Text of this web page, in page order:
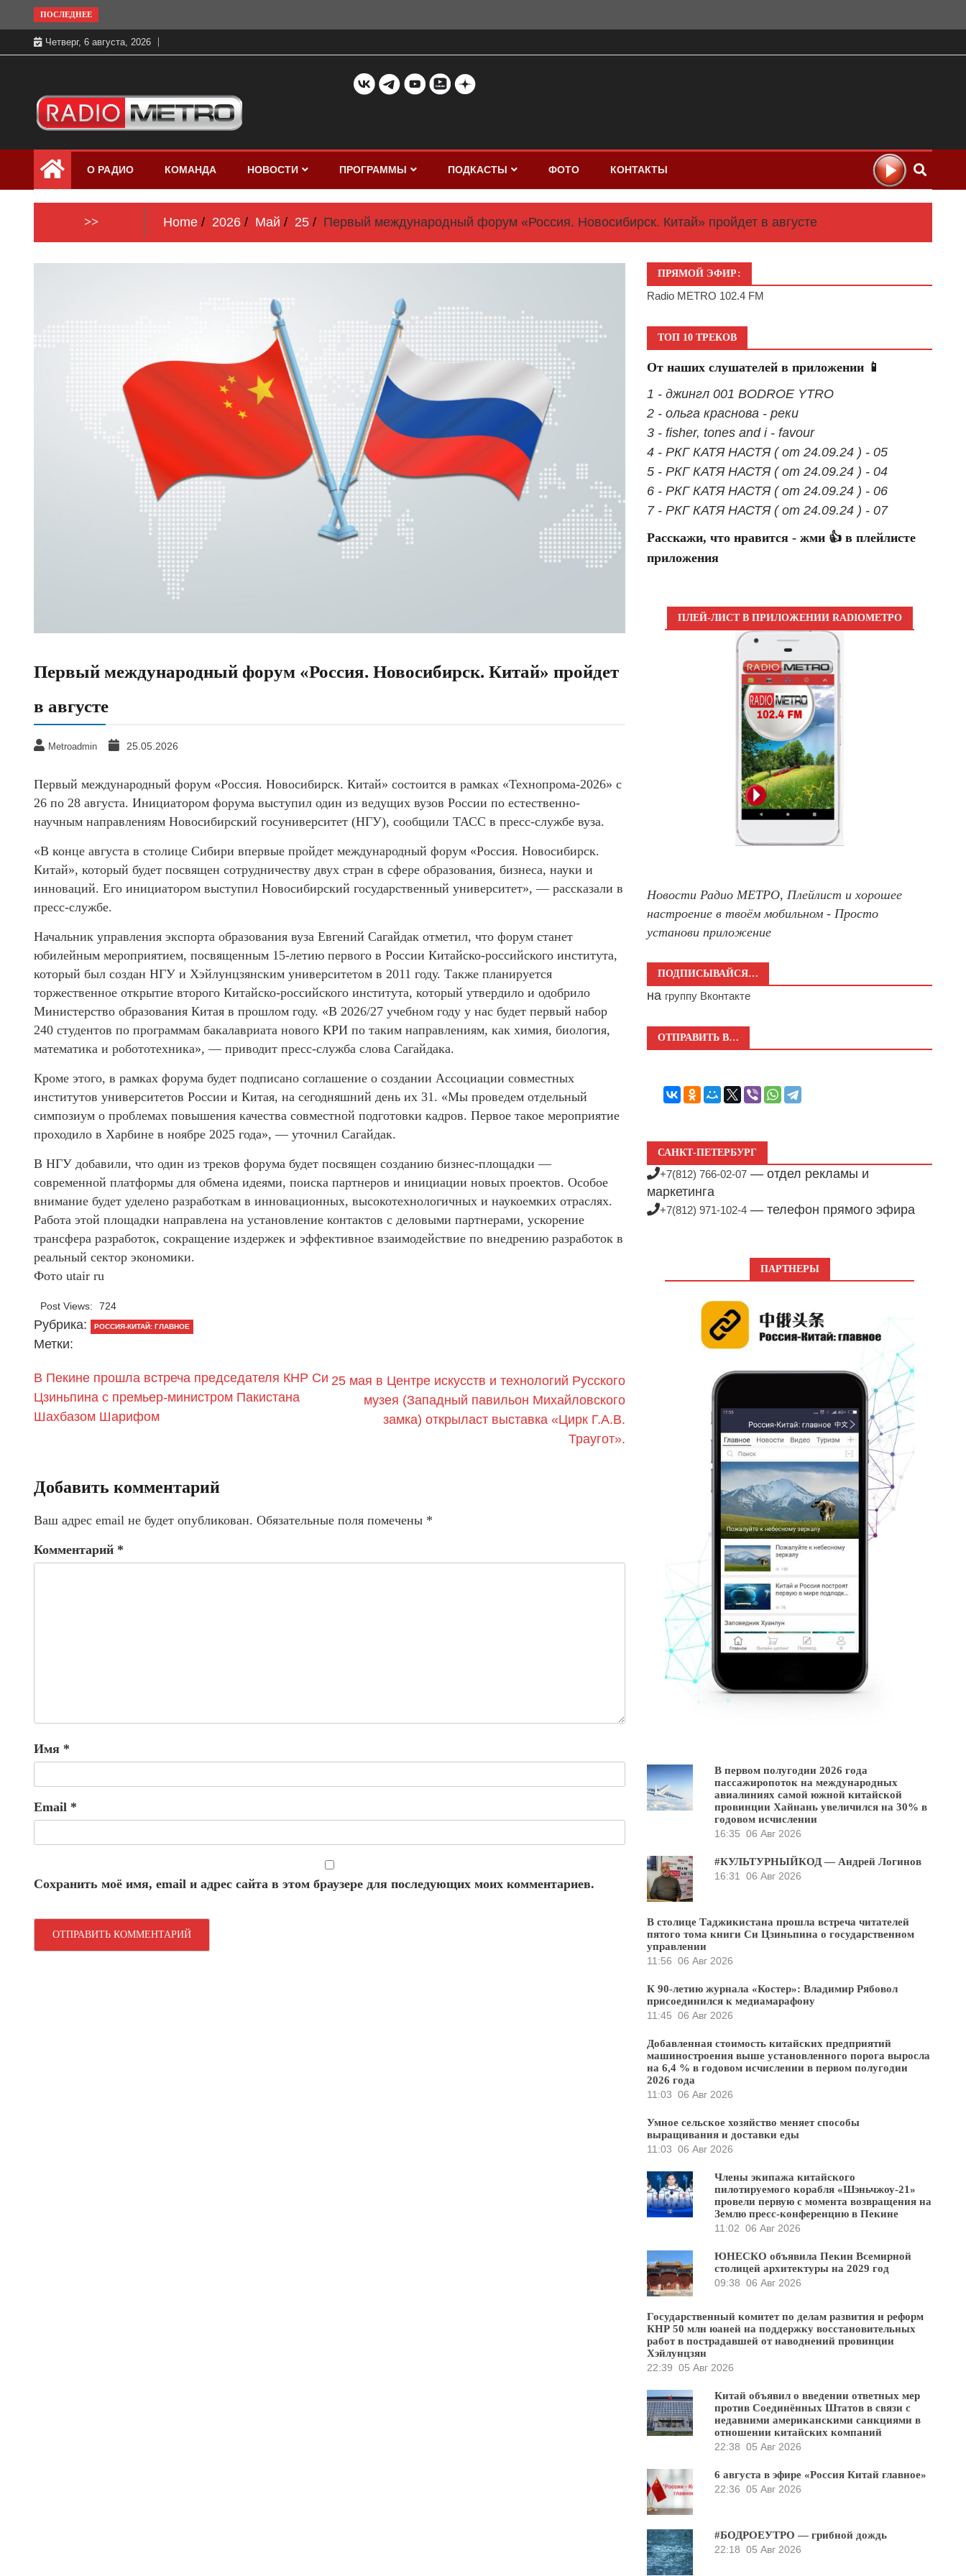
to
content
ПОСЛЕДНЕЕ
Четверг, 6 августа, 2026
Радио МЕТРО
бесплатно в хорошем качестве Санкт-
Петербург и Россия
О РАДИО КОМАНДА НОВОСТИ ПРОГРАММЫ ПОДКАСТЫ ФОТО КОНТАКТЫ
>> Home 2026 Май 25 Первый международный форум «Россия. Новосибирск. Китай» пройдет в августе
Первый международный форум «Россия. Новосибирск. Китай» пройдет
в августе
Metroadmin 25.05.2026
Первый международный форум «Россия. Новосибирск. Китай» состоится в рамках «Технопрома-2026» с
26 по 28 августа. Инициатором форума выступил один из ведущих вузов России по естественно-
научным направлениям Новосибирский госуниверситет (НГУ), сообщили ТАСС в пресс-службе вуза.
«В конце августа в столице Сибири впервые пройдет международный форум «Россия. Новосибирск.
Китай», который будет посвящен сотрудничеству двух стран в сфере образования, бизнеса, науки и
инноваций. Его инициатором выступил Новосибирский государственный университет», — рассказали в
пресс-службе.
Начальник управления экспорта образования вуза Евгений Сагайдак отметил, что форум станет
юбилейным мероприятием, посвященным 15-летию первого в России Китайско-российского института,
который был создан НГУ и Хэйлунцзянским университетом в 2011 году. Также планируется
торжественное открытие второго Китайско-российского института, который утвердило и одобрило
Министерство образования Китая в прошлом году. «В 2026/27 учебном году у нас будет первый набор
240 студентов по программам бакалавриата нового КРИ по таким направлениям, как химия, биология,
математика и робототехника», — приводит пресс-служба слова Сагайдака.
Кроме этого, в рамках форума будет подписано соглашение о создании Ассоциации совместных
институтов университетов России и Китая, на сегодняшний день их 31. «Мы проведем отдельный
симпозиум о проблемах повышения качества совместной подготовки кадров. Первое такое мероприятие
проходило в Харбине в ноябре 2025 года», — уточнил Сагайдак.
В НГУ добавили, что один из треков форума будет посвящен созданию бизнес-площадки —
современной платформы для обмена идеями, поиска партнеров и инициации новых проектов. Особое
внимание будет уделено разработкам в инновационных, высокотехнологичных и наукоемких отраслях.
Работа этой площадки направлена на установление контактов с деловыми партнерами, ускорение
трансфера разработок, сокращение издержек и эффективное взаимодействие по внедрению разработок в
реальный сектор экономики.
Фото utair ru
Post Views: 724
Рубрика: РОССИЯ-КИТАЙ: ГЛАВНОЕ
Метки:
В Пекине прошла встреча председателя КНР Си
Цзиньпина с премьер-министром Пакистана
Шахбазом Шарифом
25 мая в Центре искусств и технологий Русского
музея (Западный павильон Михайловского
замка) открыласт выставка «Цирк Г.А.В.
Траугот».
Добавить комментарий
Ваш адрес email не будет опубликован. Обязательные поля помечены *
Комментарий *
Имя *
Email *
Сохранить моё имя, email и адрес сайта в этом браузере для последующих моих комментариев.
ПРЯМОЙ ЭФИР:
Radio METRO 102.4 FM
ТОП 10 ТРЕКОВ
От наших слушателей в приложении 📱
1 - джингл 001 BODROE YTRO
2 - ольга краснова - реки
3 - fisher, tones and i - favour
4 - РКГ КАТЯ НАСТЯ ( от 24.09.24 ) - 05
5 - РКГ КАТЯ НАСТЯ ( от 24.09.24 ) - 04
6 - РКГ КАТЯ НАСТЯ ( от 24.09.24 ) - 06
7 - РКГ КАТЯ НАСТЯ ( от 24.09.24 ) - 07
Расскажи, что нравится - жми 👍 в плейлисте
приложения
ПЛЕЙ-ЛИСТ В ПРИЛОЖЕНИИ RADIOМЕТРО
Новости Радио МЕТРО, Плейлист и хорошее
настроение в твоём мобильном - Просто
установи приложение
ПОДПИСЫВАЙСЯ…
на группу Вконтакте
ОТПРАВИТЬ В…
САНКТ-ПЕТЕРБУРГ
+7(812) 766-02-07 — отдел рекламы и
маркетинга
+7(812) 971-102-4 — телефон прямого эфира
ПАРТНЕРЫ
В первом полугодии 2026 года
пассажиропоток на международных
авиалиниях самой южной китайской
провинции Хайнань увеличился на 30% в
годовом исчислении
16:35 06 Авг 2026
#КУЛЬТУРНЫЙКОД — Андрей Логинов
16:31
06 Авг 2026
В столице Таджикистана прошла встреча читателей
пятого тома книги Си Цзиньпина о государственном
управлении
11:56 06 Авг 2026
К 90-летию журнала «Костер»: Владимир Рябовол
присоединился к медиамарафону
11:45 06 Авг 2026
Добавленная стоимость китайских предприятий
машиностроения выше установленного порога выросла
на 6,4 % в годовом исчислении в первом полугодии
2026 года
11:03 06 Авг 2026
Умное сельское хозяйство меняет способы
выращивания и доставки еды
11:03 06 Авг 2026
Члены экипажа китайского
пилотируемого корабля «Шэньчжоу-21»
провели первую с момента возвращения на
Землю пресс-конференцию в Пекине
11:02 06 Авг 2026
ЮНЕСКО объявила Пекин Всемирной
столицей архитектуры на 2029 год
09:38 06 Авг 2026
Государственный комитет по делам развития и реформ
КНР 50 млн юаней на поддержку восстановительных
работ в пострадавшей от наводнений провинции
Хэйлунцзян
22:39 05 Авг 2026
Китай объявил о введении ответных мер
против Соединённых Штатов в связи с
недавними американскими санкциями в
отношении китайских компаний
22:38 05 Авг 2026
6 августа в эфире «Россия Китай главное»
22:36 05 Авг 2026
#БОДРОЕУТРО — грибной дождь
22:18 05 Авг 2026